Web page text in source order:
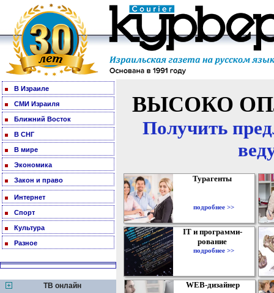
В Израиле
СМИ Израиля
Ближний Восток
В СНГ
В мире
Экономика
Закон и право
Интернет
Спорт
Культура
Разное
ТВ онлайн
ВЫСОКО
Получить
Турагенты
подробнее >>
IT и программи-
рование
подробнее >>
WEB-дизайнер